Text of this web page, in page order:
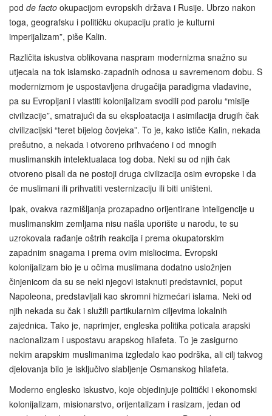
pod de facto okupacijom evropskih država i Rusije. Ubrzo nakon
toga, geografsku i političku okupaciju pratio je kulturni
imperijalizam”, piše Kalin.
Različita iskustva oblikovana naspram modernizma snažno su
utjecala na tok islamsko‑zapadnih odnosa u savremenom dobu. S
modernizmom je uspostavljena drugačija paradigma vladavine,
pa su Evropljani i vlastiti kolonijalizam svodili pod parolu “misije
civilizacije”, smatrajući da su eksploatacija i asimilacija drugih čak
civilizacijski “teret bijelog čovjeka”. To je, kako ističe Kalin, nekada
prešutno, a nekada i otvoreno prihvaćeno i od mnogih
muslimanskih intelektualaca tog doba. Neki su od njih čak
otvoreno pisali da ne postoji druga civilizacija osim evropske i da
će muslimani ili prihvatiti vesternizaciju ili biti uništeni.
Ipak, ovakva razmišljanja prozapadno orijentirane inteligencije u
muslimanskim zemljama nisu našla uporište u narodu, te su
uzrokovala rađanje oštrih reakcija i prema okupatorskim
zapadnim snagama i prema ovim misliocima. Evropski
kolonijalizam bio je u očima muslimana dodatno usložnjen
činjenicom da su se neki njegovi istaknuti predstavnici, poput
Napoleona, predstavljali kao skromni hizmećari islama. Neki od
njih nekada su čak i služili partikularnim ciljevima lokalnih
zajednica. Tako je, naprimjer, engleska politika poticala arapski
nacionalizam i uspostavu arapskog hilafeta. To je zasigurno
nekim arapskim muslimanima izgledalo kao podrška, ali cilj takvog
djelovanja bilo je isključivo slabljenje Osmanskog hilafeta.
Moderno englesko iskustvo, koje objedinjuje politički i ekonomski
kolonijalizam, misionarstvo, orijentalizam i rasizam, jedan od